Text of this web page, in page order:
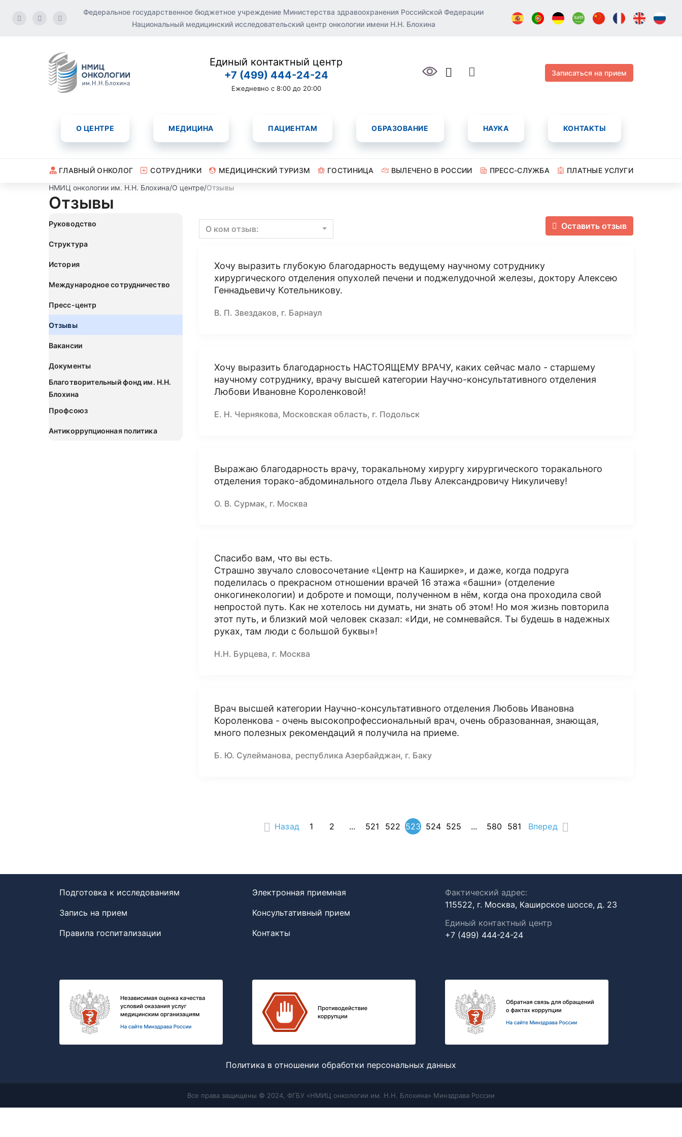
Федеральное государственное бюджетное учреждение Министерства здравоохранения Российской Федерации
Национальный медицинский исследовательский центр онкологии имени Н.Н. Блохина
Единый контактный центр
+7 (499) 444-24-24
Ежедневно с 8:00 до 20:00
Записаться на прием
О ЦЕНТРЕ МЕДИЦИНА ПАЦИЕНТАМ ОБРАЗОВАНИЕ НАУКА КОНТАКТЫ
ГЛАВНЫЙ ОНКОЛОГ СОТРУДНИКИ МЕДИЦИНСКИЙ ТУРИЗМ ГОСТИНИЦА ВЫЛЕЧЕНО В РОССИИ ПРЕСС-СЛУЖБА
ПЛАТНЫЕ УСЛУГИ
НМИЦ онкологии им. Н.Н. Блохина/О центре/Отзывы
Отзывы
Руководство
Структура
История
Международное сотрудничество
Пресс-центр
Отзывы
Вакансии
Документы
Благотворительный фонд им. Н.Н.
Блохина
Профсоюз
Антикоррупционная политика
Оставить отзыв
О ком отзыв:
Хочу выразить глубокую благодарность ведущему научному сотруднику
хирургического отделения опухолей печени и поджелудочной железы, доктору Алексею
Геннадьевичу Котельникову.
В. П. Звездаков, г. Барнаул
Хочу выразить благодарность НАСТОЯЩЕМУ ВРАЧУ, каких сейчас мало - старшему
научному сотруднику, врачу высшей категории Научно-консультативного отделения
Любови Ивановне Короленковой!
Е. Н. Чернякова, Московская область, г. Подольск
Выражаю благодарность врачу, торакальному хирургу хирургического торакального
отделения торако-абдоминального отдела Льву Александровичу Никуличеву!
О. В. Сурмак, г. Москва
Спасибо вам, что вы есть.
Страшно звучало словосочетание «Центр на Каширке», и даже, когда подруга
поделилась о прекрасном отношении врачей 16 этажа «башни» (отделение
онкогинекологии) и доброте и помощи, полученном в нём, когда она проходила свой
непростой путь. Как не хотелось ни думать, ни знать об этом! Но моя жизнь повторила
этот путь, и близкий мой человек сказал: «Иди, не сомневайся. Ты будешь в надежных
руках, там люди с большой буквы»!
Н.Н. Бурцева, г. Москва
Врач высшей категории Научно-консультативного отделения Любовь Ивановна
Короленкова - очень высокопрофессиональный врач, очень образованная, знающая,
много полезных рекомендаций я получила на приеме.
Б. Ю. Сулейманова, республика Азербайджан, г. Баку
Назад 1 2 ... 521 522 523 524 525 ... 580 581 Вперед
Подготовка к исследованиям
Запись на прием
Правила госпитализации
Электронная приемная
Консультативный прием
Контакты
Фактический адрес:
115522, г. Москва, Каширское шоссе, д. 23
Единый контактный центр
+7 (499) 444-24-24
Политика в отношении обработки персональных данных
Все права защищены © 2024, ФГБУ «НМИЦ онкологии им. Н.Н. Блохина» Минздрава России